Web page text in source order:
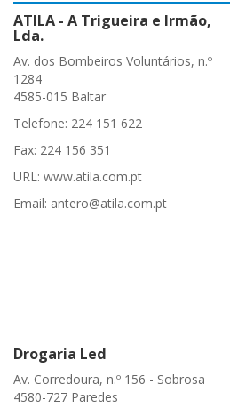
ATILA - A Trigueira e Irmão,
Lda.
Av. dos Bombeiros Voluntários, n.º
1284
4585-015 Baltar
Telefone: 224 151 622
Fax: 224 156 351
URL: www.atila.com.pt
Email: antero@atila.com.pt
Drogaria Led
Av. Corredoura, n.º 156 - Sobrosa
4580-727 Paredes